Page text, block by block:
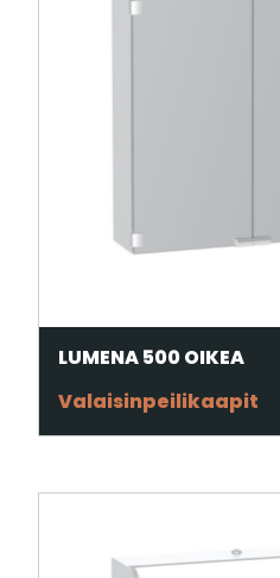
LUMENA 500 OIKEA
Valaisinpeilikaapit